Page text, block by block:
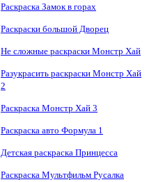
Раскраска Замок в горах
Раскраски большой Дворец
Не сложные раскраски Монстр Хай
Разукрасить раскраски Монстр Хай
2
Раскраска Монстр Хай 3
Раскраска авто Формула 1
Детская раскраска Принцесса
Раскраска Мультфильм Русалка